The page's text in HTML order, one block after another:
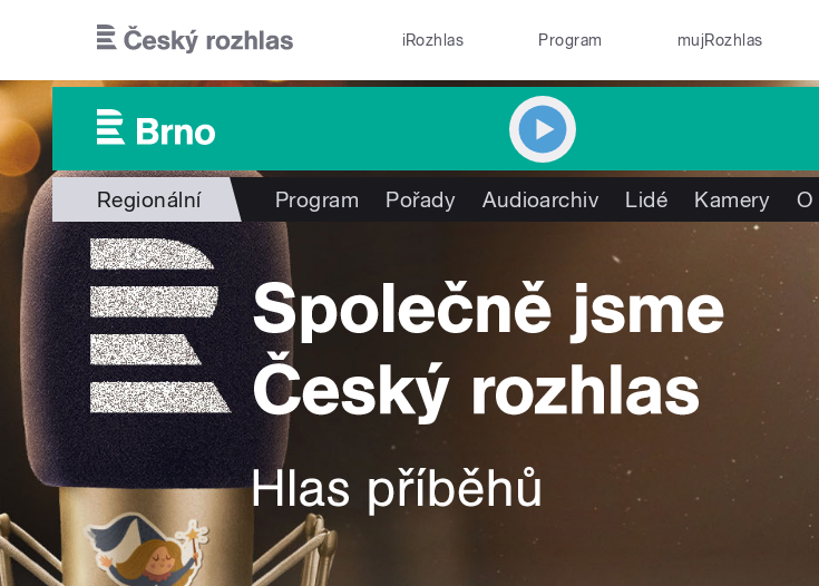
iRozhlas Program mujRozhlas
Regionální Program Pořady Audioarchiv Lidé Kamery O